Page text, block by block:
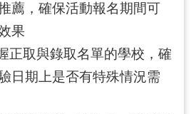
薦，確保活動報名期間可
果
正取與錄取名單的學校，確
日期上是否有特殊情況需